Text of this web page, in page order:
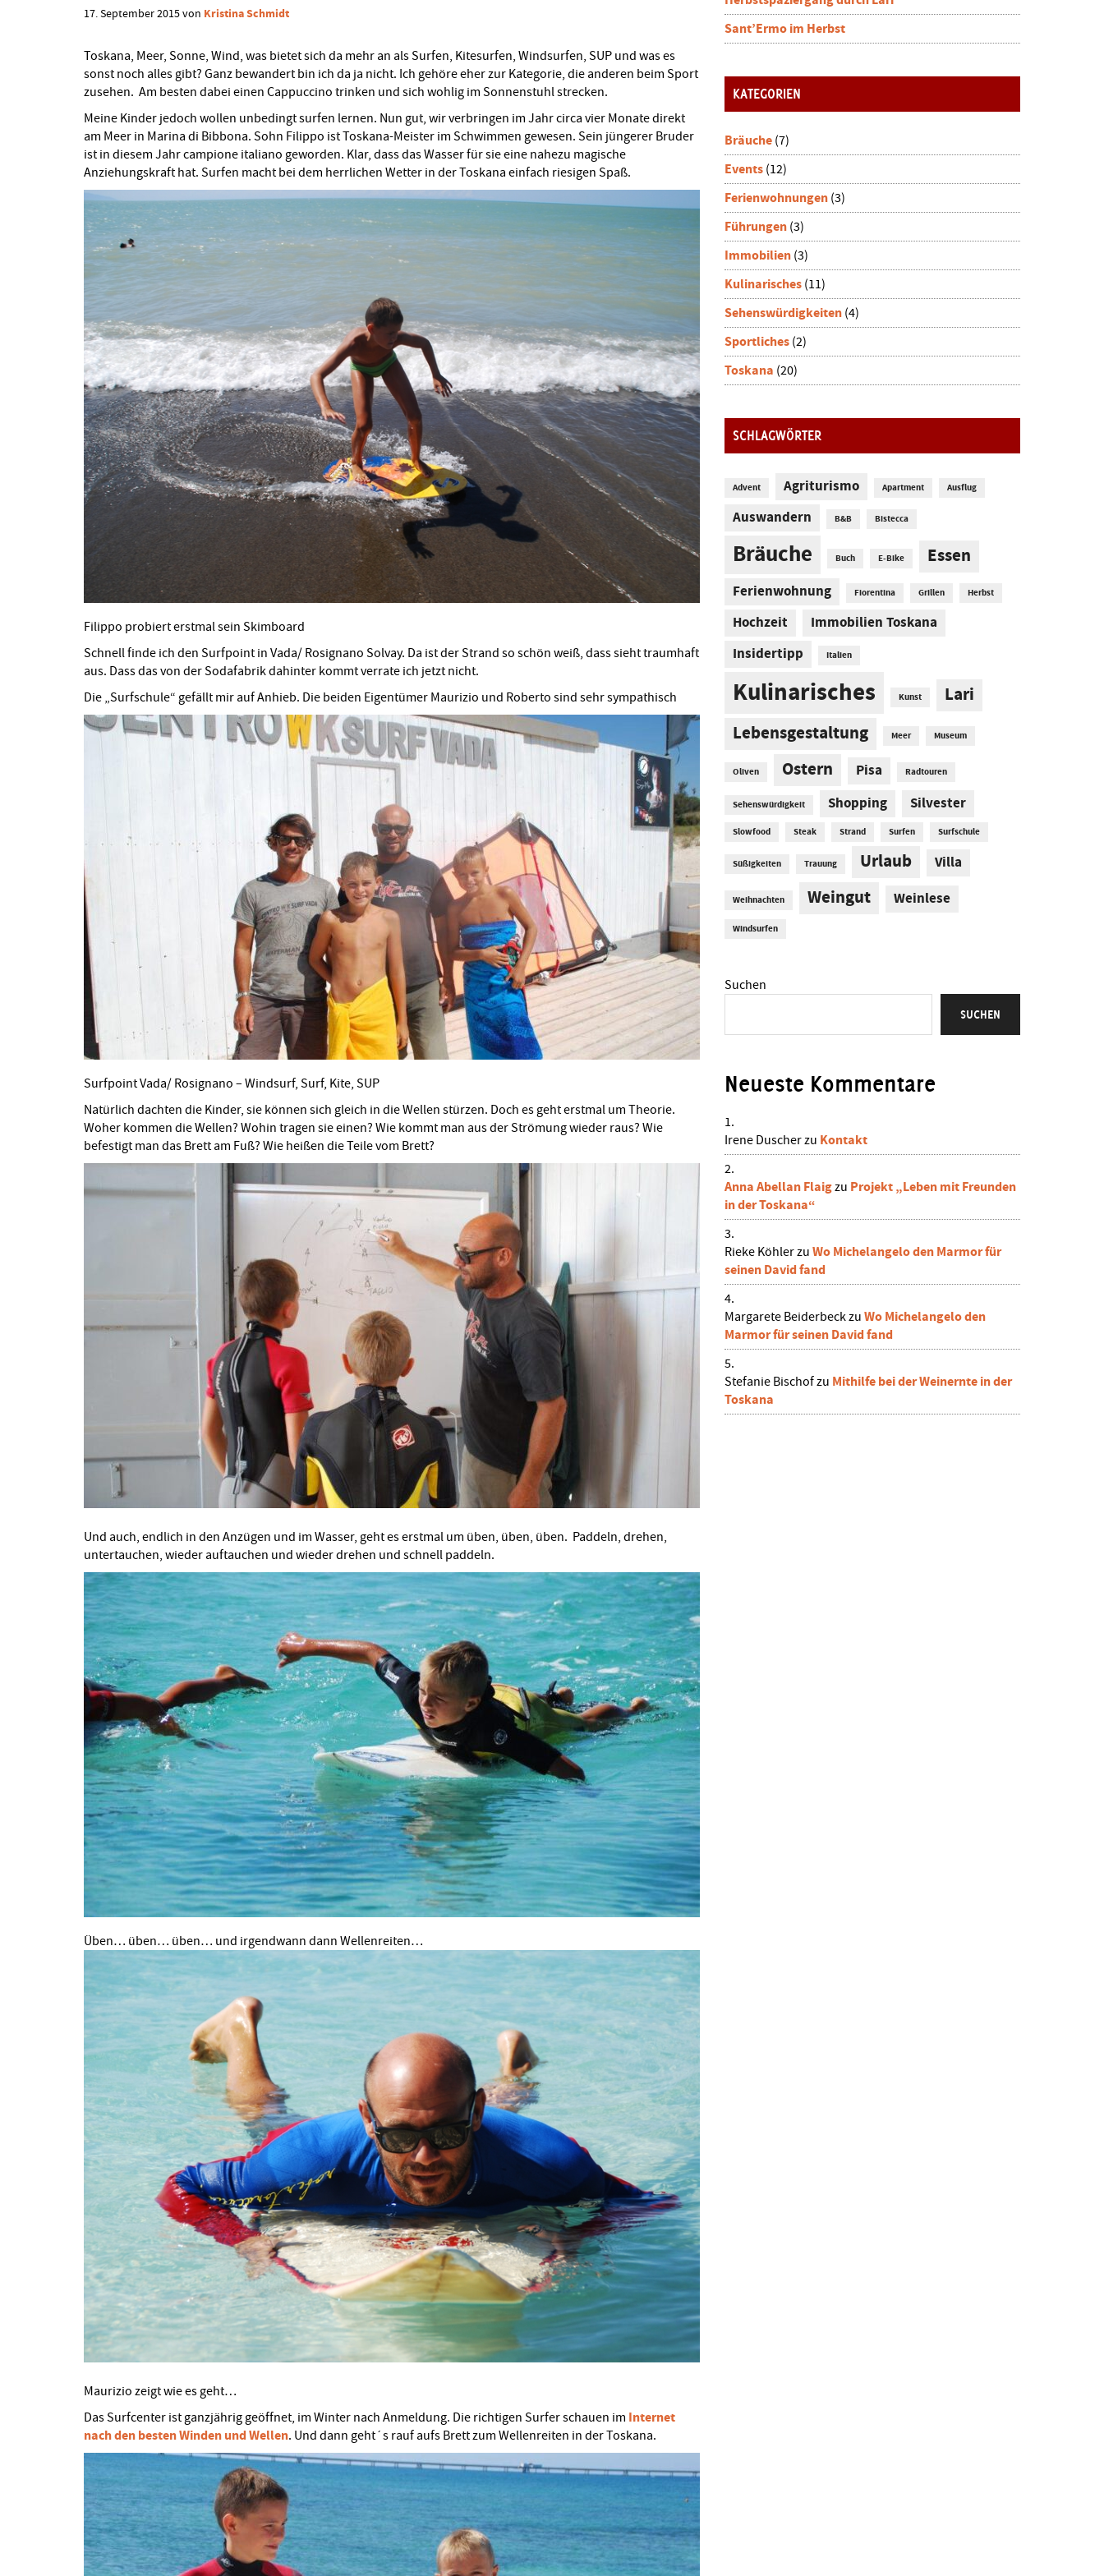
17. September 2015von Kristina Schmidt
Toskana, Meer, Sonne, Wind, was bietet sich da mehr an als Surfen, Kitesurfen, Windsurfen, SUP und was es
sonst noch alles gibt? Ganz bewandert bin ich da ja nicht. Ich gehöre eher zur Kategorie, die anderen beim Sport
zusehen. Am besten dabei einen Cappuccino trinken und sich wohlig im Sonnenstuhl strecken.
Meine Kinder jedoch wollen unbedingt surfen lernen. Nun gut, wir verbringen im Jahr circa vier Monate direkt
am Meer in Marina di Bibbona. Sohn Filippo ist Toskana-Meister im Schwimmen gewesen. Sein jüngerer Bruder
ist in diesem Jahr campione italiano geworden. Klar, dass das Wasser für sie eine nahezu magische
Anziehungskraft hat. Surfen macht bei dem herrlichen Wetter in der Toskana einfach riesigen Spaß.
Filippo probiert erstmal sein Skimboard
Schnell finde ich den Surfpoint in Vada/ Rosignano Solvay. Da ist der Strand so schön weiß, dass sieht traumhaft
aus. Dass das von der Sodafabrik dahinter kommt verrate ich jetzt nicht.
Die „Surfschule“ gefällt mir auf Anhieb. Die beiden Eigentümer Maurizio und Roberto sind sehr sympathisch
Surfpoint Vada/ Rosignano – Windsurf, Surf, Kite, SUP
Natürlich dachten die Kinder, sie können sich gleich in die Wellen stürzen. Doch es geht erstmal um Theorie.
Woher kommen die Wellen? Wohin tragen sie einen? Wie kommt man aus der Strömung wieder raus? Wie
befestigt man das Brett am Fuß? Wie heißen die Teile vom Brett?
Und auch, endlich in den Anzügen und im Wasser, geht es erstmal um üben, üben, üben. Paddeln, drehen,
untertauchen, wieder auftauchen und wieder drehen und schnell paddeln.
Üben… üben… üben… und irgendwann dann Wellenreiten…
Maurizio zeigt wie es geht…
Das Surfcenter ist ganzjährig geöffnet, im Winter nach Anmeldung. Die richtigen Surfer schauen im Internet
nach den besten Winden und Wellen. Und dann geht´s rauf aufs Brett zum Wellenreiten in der Toskana.
Sant’Ermo im Herbst
KATEGORIEN
Bräuche (7)
Events (12)
Ferienwohnungen (3)
Führungen (3)
Immobilien (3)
Kulinarisches (11)
Sehenswürdigkeiten (4)
Sportliches (2)
Toskana (20)
SCHLAGWÖRTER
Advent Agriturismo Apartment Ausflug
Auswandern B&B Bistecca
Bräuche Buch E-Bike Essen
Ferienwohnung Fiorentina Grillen Herbst
Hochzeit
Immobilien Toskana
Insidertipp
Italien
Kulinarisches Kunst
Lari
Lebensgestaltung
Meer Museum
Oliven Ostern Pisa Radtouren
Sehenswürdigkeit Shopping Silvester
Slowfood Steak Strand Surfen Surfschule
Süßigkeiten Trauung Urlaub Villa
Weihnachten Weingut Weinlese
Windsurfen
Suchen
SUCHEN
Neueste Kommentare
Irene Duscherzu Kontakt
Anna Abellan Flaigzu Projekt „Leben mit Freunden
in der Toskana“
Rieke Köhlerzu Wo Michelangelo den Marmor für
seinen David fand
Margarete Beiderbeckzu Wo Michelangelo den
Marmor für seinen David fand
Stefanie Bischofzu Mithilfe bei der Weinernte in der
Toskana